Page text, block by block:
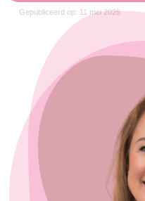
Gepubliceerd op: 11 mei 2026